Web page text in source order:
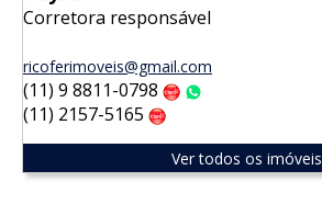
Corretora responsável
ricoferimoveis@gmail.com
(11) 9 8811-0798 Claro
(11) 2157-5165
Ver todos os imóveis